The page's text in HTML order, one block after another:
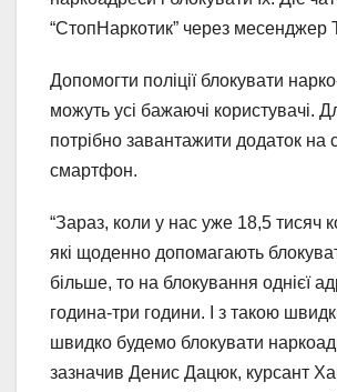
“СтопНаркотик” через месенджер
Допомогти поліції блокувати
можуть усі бажаючі користувачі.
потрібно завантажити додаток на
смартфон.
“Зараз, коли у нас уже 18,5 тисяч
які щоденно допомагають
більше, то на блокування однієї
година-три години. І з такою
швидко будемо блокувати
зазначив Денис Дацюк, курсант